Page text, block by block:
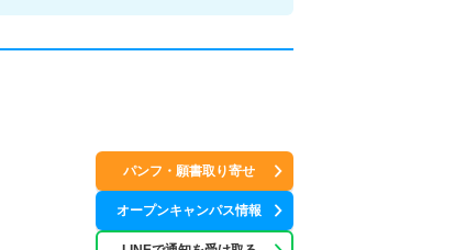
パンフ・願書取り寄せ
オープンキャンパス情報